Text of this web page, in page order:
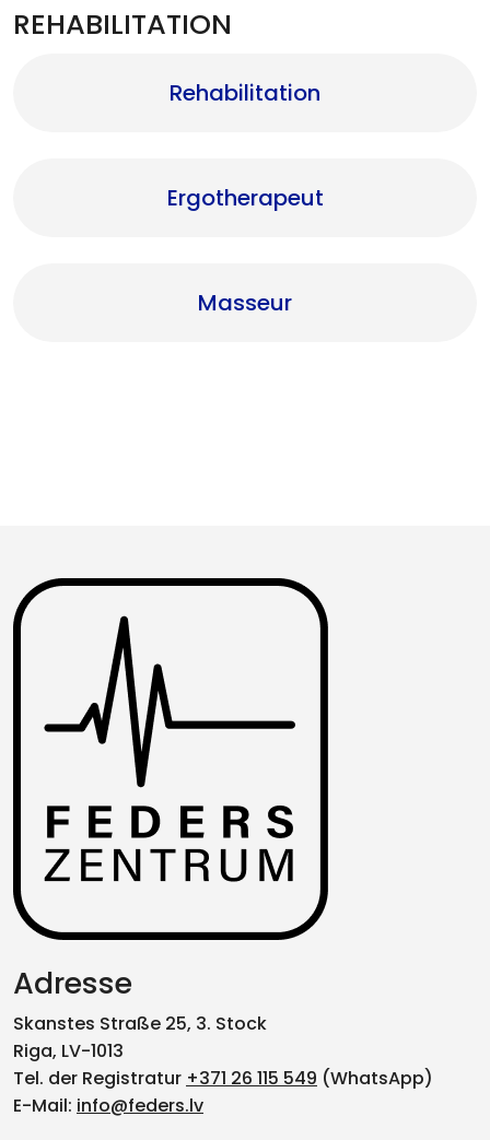
REHABILITATION
Rehabilitation
Ergotherapeut
Masseur
Adresse
Skanstes Straße 25, 3. Stock
Riga, LV-1013
Tel. der Registratur +371 26 115 549 (WhatsApp)
E-Mail: info@feders.lv